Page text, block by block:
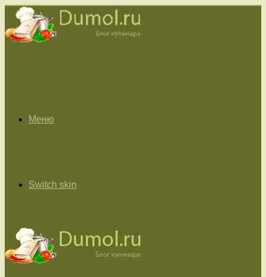
Меню
Switch skin